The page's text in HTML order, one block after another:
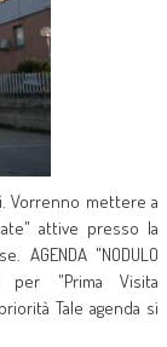
Vorrenno mettere a
attive presso la
"NODULO
per "Prima Visita
Tale agenda si